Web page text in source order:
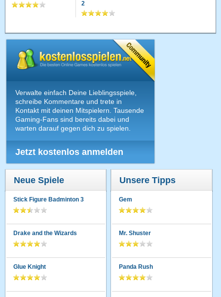
2
Verwalte einfach Deine Lieblingsspiele,
schreibe Kommentare und trete in
Kontakt mit deinen Mitspielern. Tausende
Gaming-Fans sind bereits dabei und
warten darauf gegen dich zu spielen.
Jetzt kostenlos anmelden
Neue Spiele
Stick Figure Badminton 3
Drake and the Wizards
Glue Knight
Unsere Tipps
Gem
Mr. Shuster
Panda Rush